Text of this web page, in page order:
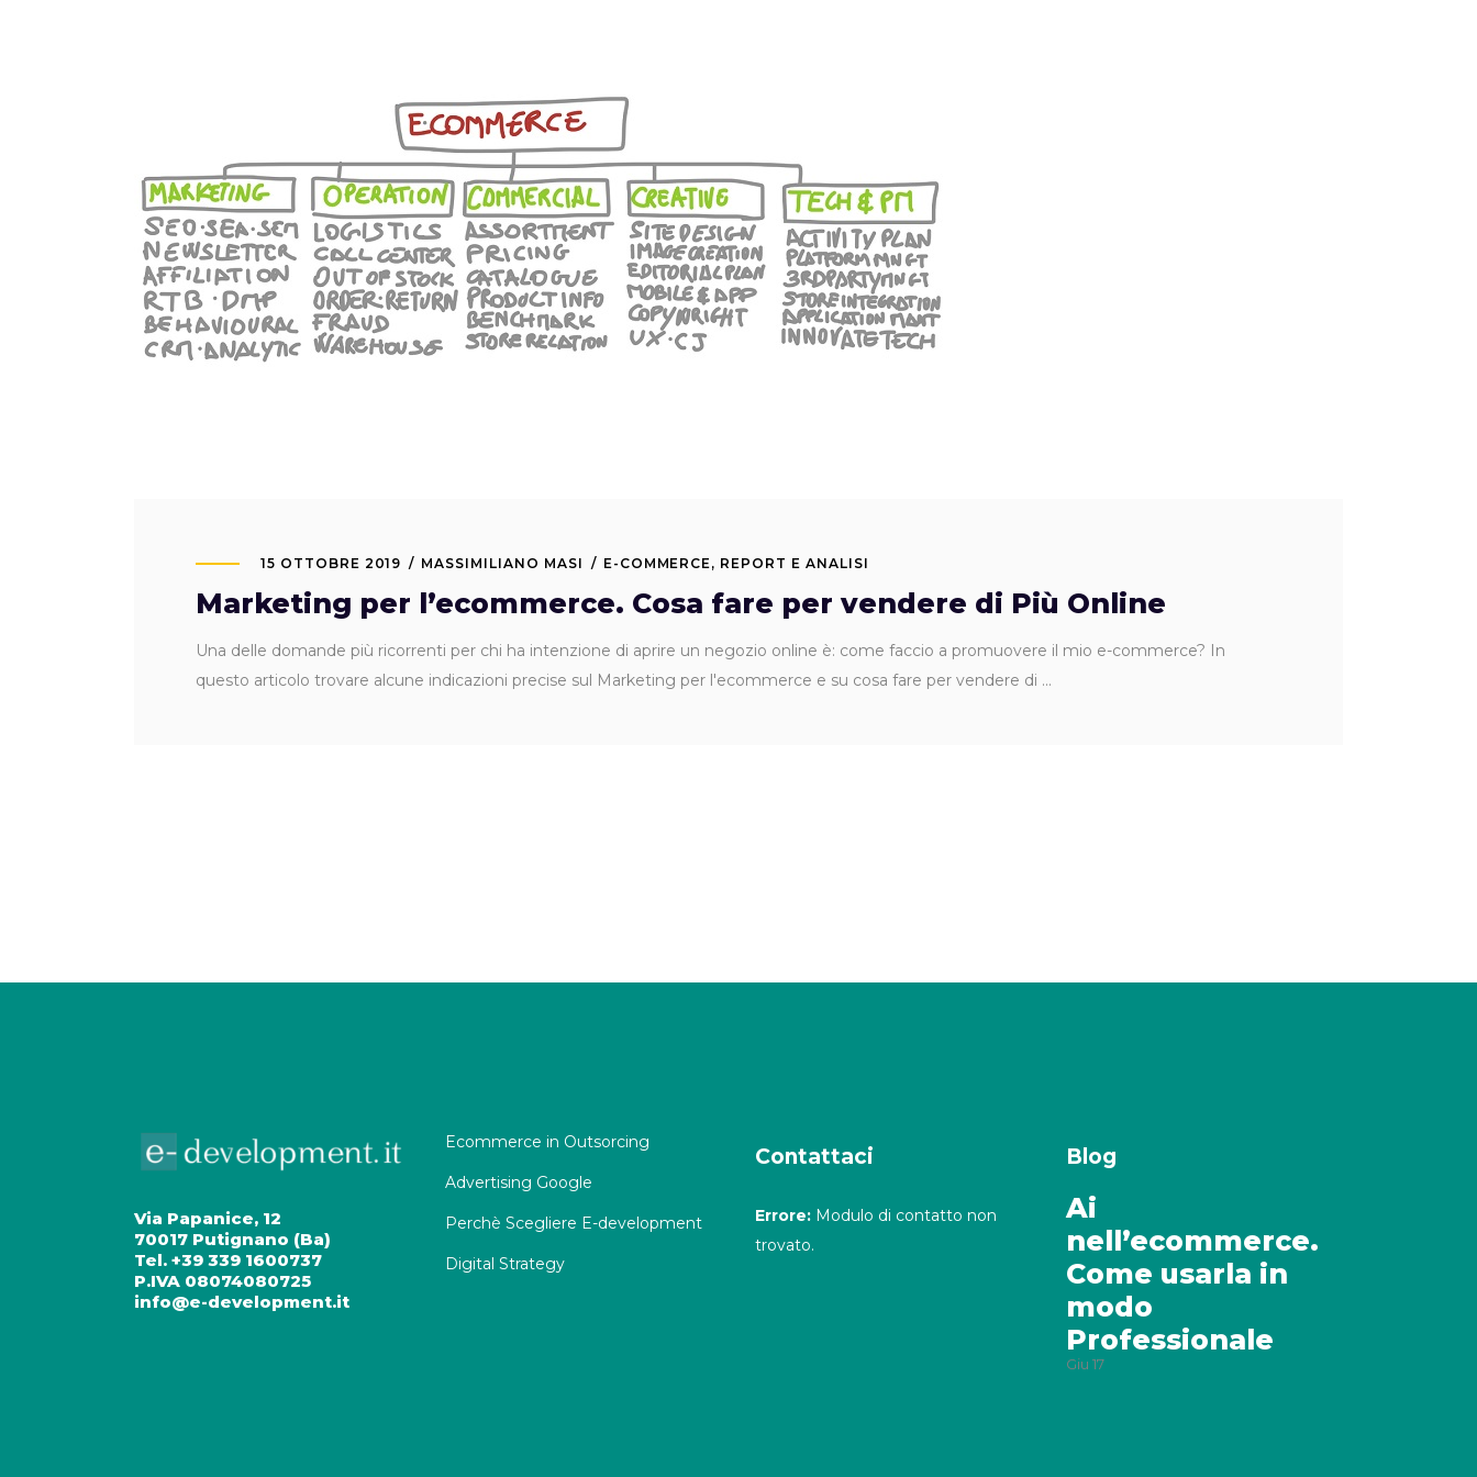
15 OTTOBRE 2019 MASSIMILIANO MASI E-COMMERCE, REPORT E ANALISI
Marketing per l’ecommerce. Cosa fare per vendere di Più Online
Una delle domande più ricorrenti per chi ha intenzione di aprire un negozio online è: come faccio a promuovere il mio e-commerce? In
questo articolo trovare alcune indicazioni precise sul Marketing per l'ecommerce e su cosa fare per vendere di
Via Papanice, 12
70017 Putignano (Ba)
Tel. +39 339 1600737
P.IVA 08074080725
info@e-development.it
Ecommerce in Outsorcing
Advertising Google
Perchè Scegliere E-development
Digital Strategy
Contattaci
Errore: Modulo di contatto non
trovato.
Blog
Ai
nell’ecommerce.
Come usarla in
modo
Professionale
Giu 17